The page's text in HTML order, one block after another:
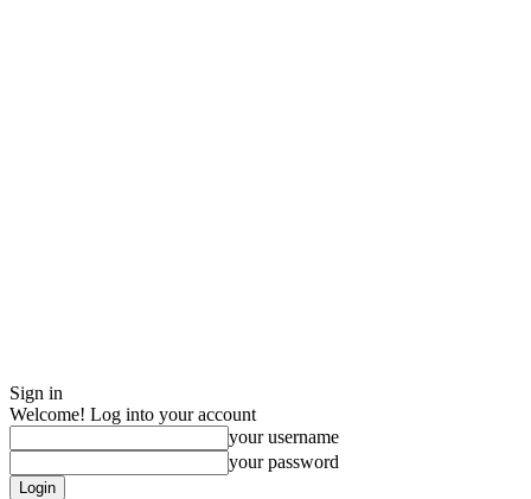
Sign in
Welcome! Log into your account
your username
your password